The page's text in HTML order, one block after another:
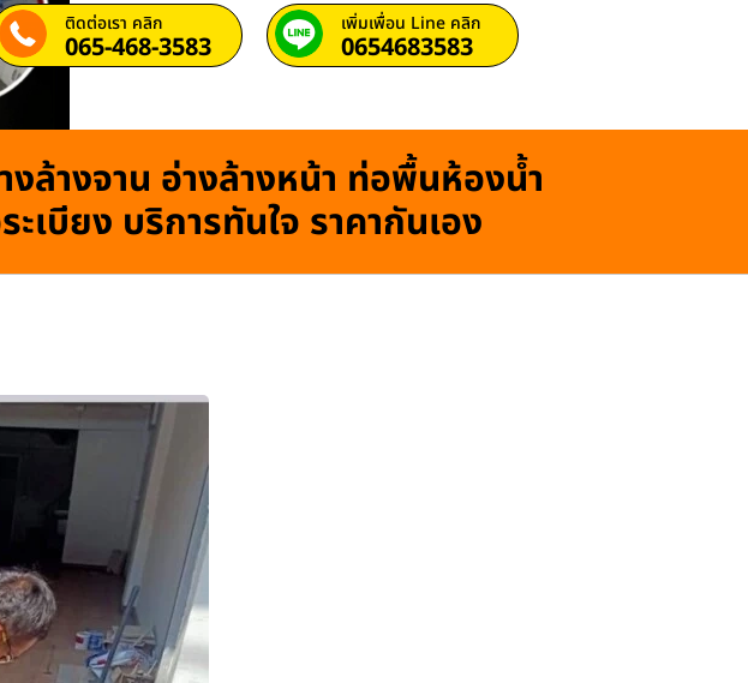
ติดต่อเรา คลิก
065-468-3583
เพิ่มเพื่อน Line คลิก
0654683583
ล้างจาน อ่างล้างหน้า ท่อพื้นห้องน้ำ
เบียง บริการทันใจ ราคากันเอง